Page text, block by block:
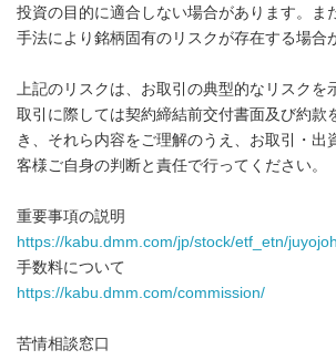
投資の目的に適合しない場合があります。ま
手法により銘柄固有のリスクが存在する場合
上記のリスクは、お取引の典型的なリスクを
取引に際しては契約締結前交付書面及び約款
き、それら内容をご理解のうえ、お取引・出
客様ご自身の判断と責任で行ってください。
重要事項の説明
https://kabu.dmm.com/jp/stock/etf_etn/
手数料について
https://kabu.dmm.com/commission/
苦情相談窓口